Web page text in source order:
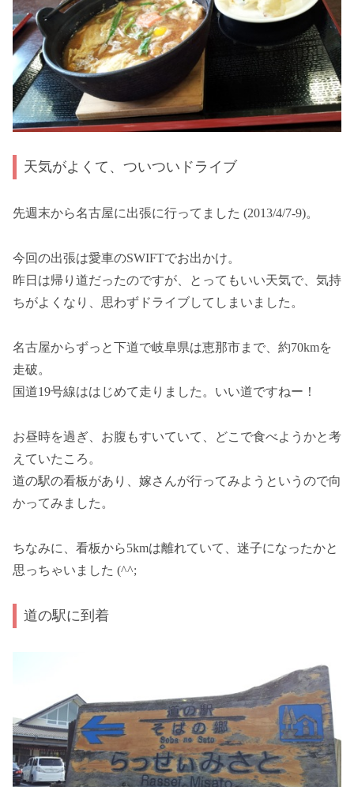
天気がよくて、ついついドライブ
先週末から名古屋に出張に行ってました (2013/4/7-9)。
今回の出張は愛車のSWIFTでお出かけ。
昨日は帰り道だったのですが、とってもいい天気で、気持
ちがよくなり、思わずドライブしてしまいました。
名古屋からずっと下道で岐阜県は恵那市まで、約70kmを
走破。
国道19号線ははじめて走りました。いい道ですねー！
お昼時を過ぎ、お腹もすいていて、どこで食べようかと考
えていたころ。
道の駅の看板があり、嫁さんが行ってみようというので向
かってみました。
ちなみに、看板から5kmは離れていて、迷子になったかと
思っちゃいました (^^;
道の駅に到着